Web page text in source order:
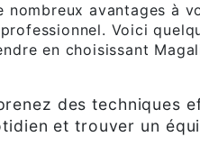
avantages à
Voici
en choisissant
des techniques
et trouver un